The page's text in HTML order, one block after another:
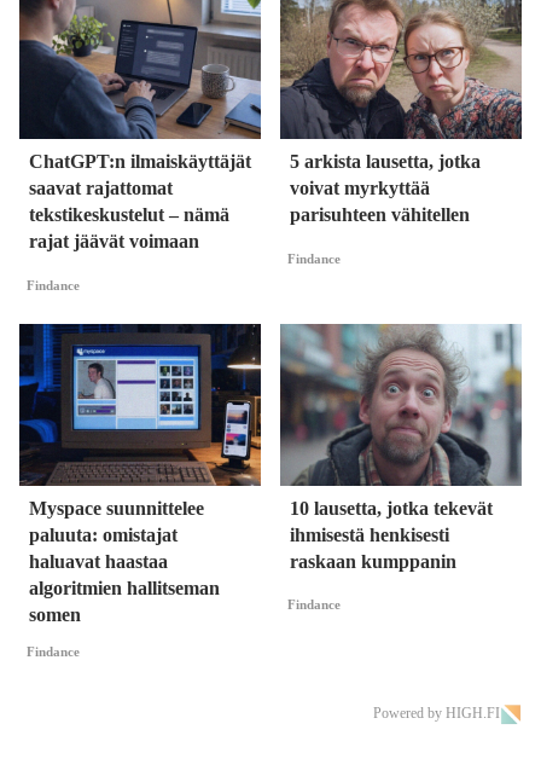
ChatGPT:n ilmaiskäyttäjät
saavat rajattomat
tekstikeskustelut – nämä
rajat jäävät voimaan
Findance
5 arkista lausetta, jotka
voivat myrkyttää
parisuhteen vähitellen
Findance
Myspace suunnittelee
paluuta: omistajat
haluavat haastaa
algoritmien hallitseman
somen
Findance
10 lausetta, jotka tekevät
ihmisestä henkisesti
raskaan kumppanin
Findance
Powered by HIGH.FI